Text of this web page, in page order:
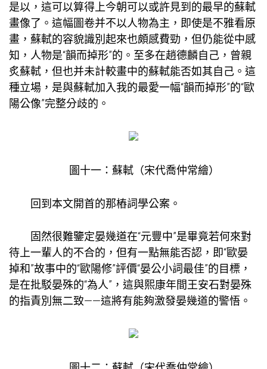
是以，這可以算得上今朝可以或許見到的最早的蘇軾
畫像了。這幅圖卷并不以人物為主，即使是不雅看原
畫，蘇軾的容貌識別起來也頗感費勁，但仍能從中感
知，人物是“韻而掉形”的。至多在趙德麟自己，曾親
炙蘇軾，但也并未計較畫中的蘇軾能否如其自己。這
種立場，是與蘇軾加入我的最愛一幅“韻而掉形”的“歐
陽公像”完整分歧的。
圖十一：蘇軾（宋代喬仲常繪）
回到本文開首的那樁詞學公案。
固然很難鑒定晏幾道在“元豐中”是畢竟若何來對
待上一輩人的不合的，但有一點無能否認，即“歐晏
掉和”故事中的“歐陽修”評價“晏公小詞最佳”的目標，
是在批駁晏殊的“為人”，這與熙康年間王安石對晏殊
的指責別無二致——這將有能夠激發晏幾道的警悟。